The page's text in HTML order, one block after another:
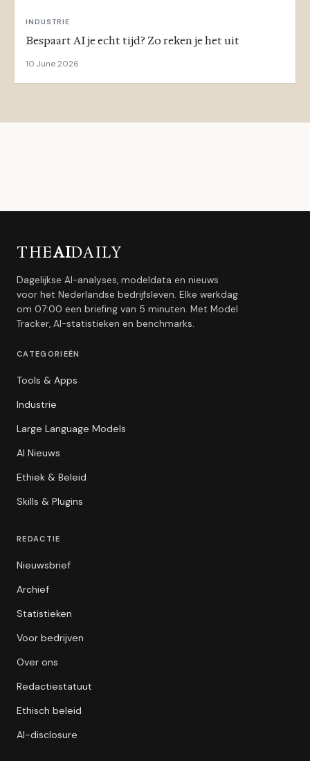
INDUSTRIE
Bespaart AI je echt tijd? Zo reken je het uit
10 June 2026
THEAIDAILY
Dagelijkse AI-analyses, modeldata en nieuws
voor het Nederlandse bedrijfsleven. Elke werkdag
om 07:00 een briefing van 5 minuten. Met Model
Tracker, AI-statistieken en benchmarks.
CATEGORIEËN
Tools & Apps
Industrie
Large Language Models
AI Nieuws
Ethiek & Beleid
Skills & Plugins
REDACTIE
Nieuwsbrief
Archief
Statistieken
Voor bedrijven
Over ons
Redactiestatuut
Ethisch beleid
AI-disclosure